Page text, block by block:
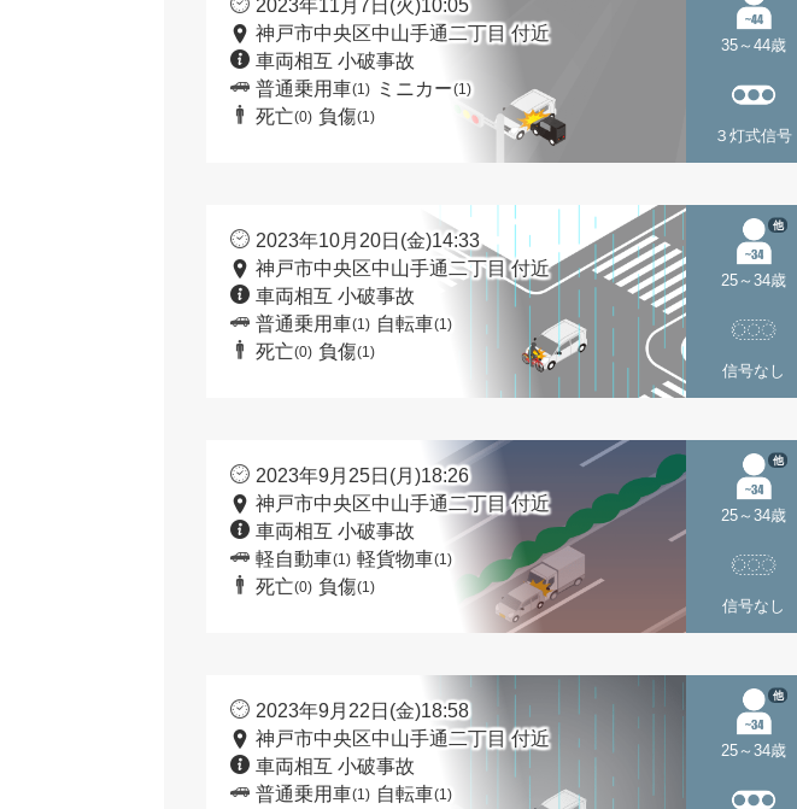
2023年11月7日(火)10:05
神戸市中央区中山手通二丁目 付近
車両相互 小破事故
普通乗用車(1) ミニカー(1)
死亡(0) 負傷(1)
35～44歳
３灯式信号
2023年10月20日(金)14:33
神戸市中央区中山手通二丁目 付近
車両相互 小破事故
普通乗用車(1) 自転車(1)
死亡(0) 負傷(1)
25～34歳
他
信号なし
2023年9月25日(月)18:26
神戸市中央区中山手通二丁目 付近
車両相互 小破事故
軽自動車(1) 軽貨物車(1)
死亡(0) 負傷(1)
25～34歳
他
信号なし
2023年9月22日(金)18:58
神戸市中央区中山手通二丁目 付近
車両相互 小破事故
普通乗用車(1) 自転車(1)
25～34歳
他